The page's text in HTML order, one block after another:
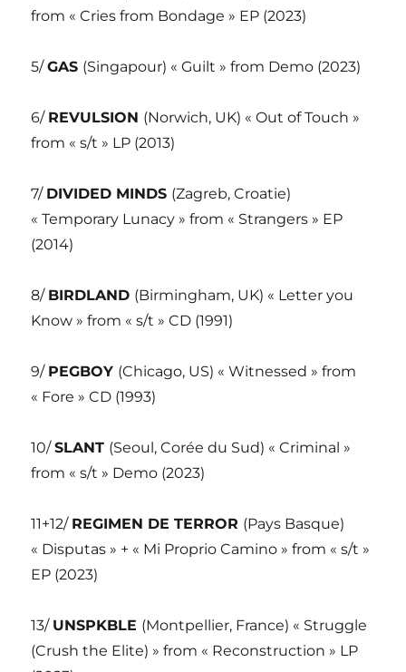
from « Cries from Bondage » EP (2023)
5/GAS (Singapour) « Guilt » from Demo (2023)
6/ REVULSION (Norwich, UK) « Out of Touch »
from « s/t » LP (2013)
7/ DIVIDED MINDS (Zagreb, Croatie)
« Temporary Lunacy » from « Strangers » EP
(2014)
8/ BIRDLAND (Birmingham, UK) « Letter you
Know » from « s/t » CD (1991)
9/ PEGBOY (Chicago, US) « Witnessed » from
« Fore » CD (1993)
10/SLANT (Seoul, Corée du Sud) « Criminal »
from « s/t » Demo (2023)
11+12/ REGIMEN DE TERROR (Pays Basque)
« Disputas » + « Mi Proprio Camino » from « s/t »
EP (2023)
13/ UNSPKBLE (Montpellier, France) « Struggle
(Crush the Elite) » from « Reconstruction » LP